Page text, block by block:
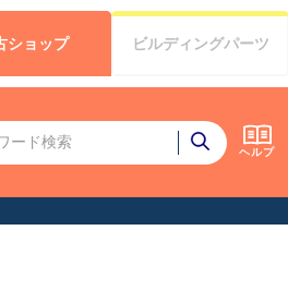
ヘルプ
ショップ ビルディングパーツ